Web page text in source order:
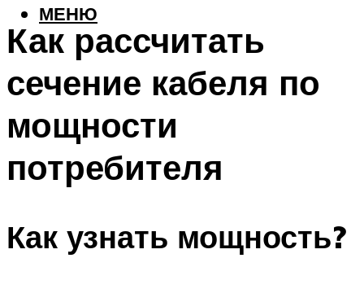
МЕНЮ
Как рассчитать
сечение кабеля по
мощности
потребителя
Как узнать мощность?